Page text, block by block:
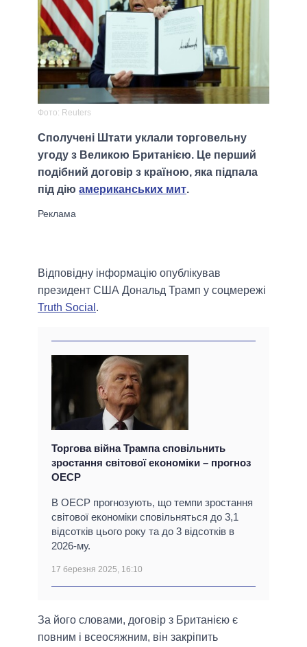
Фото: Reuters
Сполучені Штати уклали торговельну
угоду з Великою Британією. Це перший
подібний договір з країною, яка підпала
під дію американських мит.
Відповідну інформацію опублікував
президент США Дональд Трамп у соцмережі
Truth Social .
Торгова війна Трампа сповільнить
зростання світової економіки – прогноз
ОЕСР
В ОЕСР прогнозують, що темпи зростання
світової економіки сповільняться до 3,1
відсотків цього року та до 3 відсотків в
2026-му.
17 березня 2025, 16:10
За його словами, договір з Британією є
повним і всеосяжним, він закріпить